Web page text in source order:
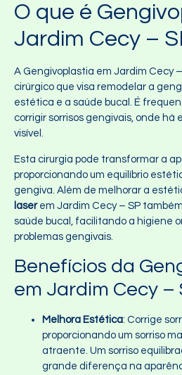
O que é
Jardim Cecy –
A Gengivoplastia em Jardim Cecy
cirúrgico que visa remodelar a
estética e a saúde bucal. É
corrigir sorrisos gengivais, onde há
visível.
Esta cirurgia pode transformar a
proporcionando um equilíbrio
gengiva. Além de melhorar a
laser em Jardim Cecy – SP
saúde bucal, facilitando a higiene
problemas gengivais.
Benefícios da
em Jardim Cecy –
Melhora Estética: Corrige
proporcionando um sorriso
atraente. Um sorriso
grande diferença na